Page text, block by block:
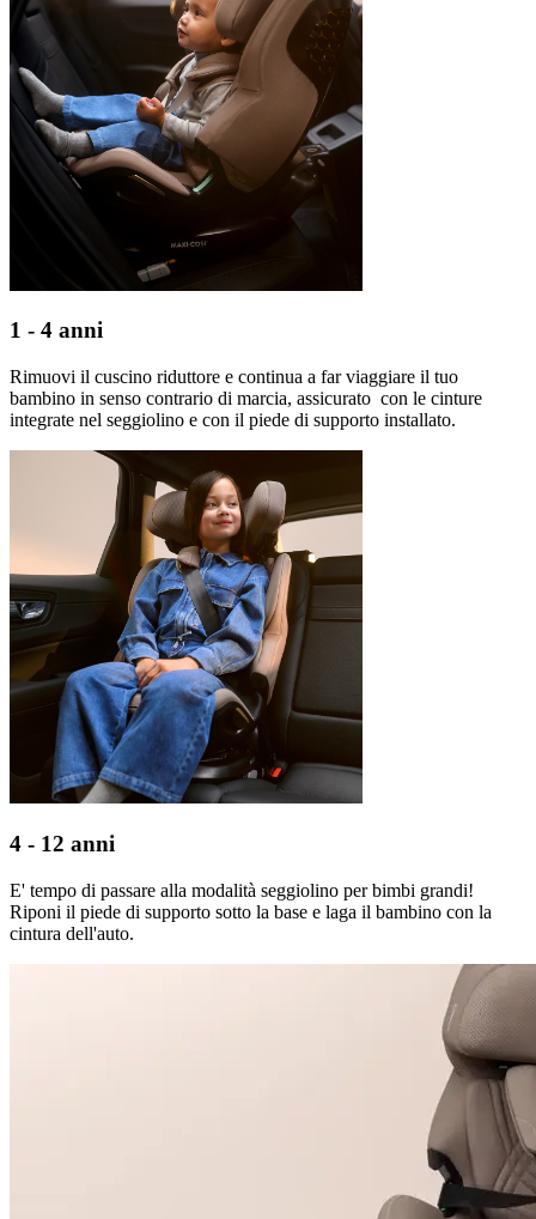
1 - 4 anni
Rimuovi il cuscino riduttore e continua a far viaggiare il tuo
bambino in senso contrario di marcia, assicurato con le cinture
integrate nel seggiolino e con il piede di supporto installato.
4 - 12 anni
E' tempo di passare alla modalità seggiolino per bimbi grandi!
Riponi il piede di supporto sotto la base e laga il bambino con la
cintura dell'auto.